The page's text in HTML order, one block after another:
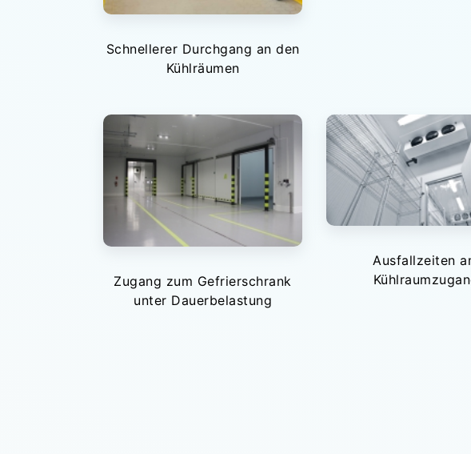
Schnellerer Durchgang an den
Kühlräumen
Zugang zum Gefrierschrank
unter Dauerbelastung
Ausfallzeiten